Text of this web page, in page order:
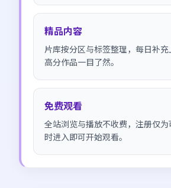
精品内容
片库按分区与标签整理，每日补
高分作品一目了然。
免费观看
全站浏览与播放不收费，注册仅
时进入即可开始观看。